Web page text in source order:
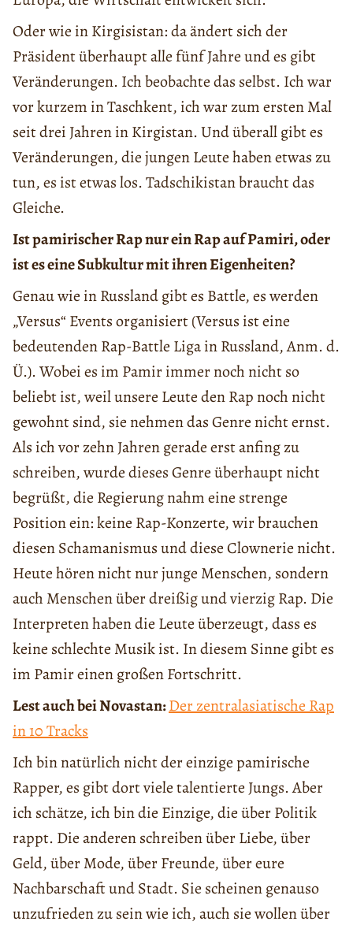
Oder wie in Kirgisistan: da ändert sich der
Präsident überhaupt alle fünf Jahre und es gibt
Veränderungen. Ich beobachte das selbst. Ich war
vor kurzem in Taschkent, ich war zum ersten Mal
seit drei Jahren in Kirgistan. Und überall gibt es
Veränderungen, die jungen Leute haben etwas zu
tun, es ist etwas los. Tadschikistan braucht das
Gleiche.
Ist pamirischer Rap nur ein Rap auf Pamiri, oder
ist es eine Subkultur mit ihren Eigenheiten?
Genau wie in Russland gibt es Battle, es werden
„Versus“ Events organisiert (Versus ist eine
bedeutenden Rap-Battle Liga in Russland, Anm. d.
Ü.). Wobei es im Pamir immer noch nicht so
beliebt ist, weil unsere Leute den Rap noch nicht
gewohnt sind, sie nehmen das Genre nicht ernst.
Als ich vor zehn Jahren gerade erst anfing zu
schreiben, wurde dieses Genre überhaupt nicht
begrüßt, die Regierung nahm eine strenge
Position ein: keine Rap-Konzerte, wir brauchen
diesen Schamanismus und diese Clownerie nicht.
Heute hören nicht nur junge Menschen, sondern
auch Menschen über dreißig und vierzig Rap. Die
Interpreten haben die Leute überzeugt, dass es
keine schlechte Musik ist. In diesem Sinne gibt es
im Pamir einen großen Fortschritt.
Lest auch bei Novastan:Der zentralasiatische Rap
in 10 Tracks
Ich bin natürlich nicht der einzige pamirische
Rapper, es gibt dort viele talentierte Jungs. Aber
ich schätze, ich bin die Einzige, die über Politik
rappt. Die anderen schreiben über Liebe, über
Geld, über Mode, über Freunde, über eure
Nachbarschaft und Stadt. Sie scheinen genauso
unzufrieden zu sein wie ich, auch sie wollen über